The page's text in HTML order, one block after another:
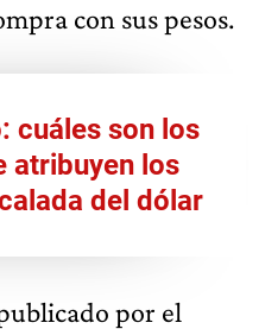
con sus pesos.
cuáles son los
atribuyen los
del dólar
por el